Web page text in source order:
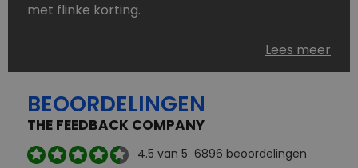
met flinke korting.
Schoenen heeft u nooit genoeg. Goedkope
schoenen, maar dus wel van topmerken,
aanbod is zo compleet dat u altijd wel een
passend paar vindt.
Welke schoenmerken vindt u in onze online
Lees meer
BEOORDELINGEN
THE FEEDBACK COMPANY
4.5 van 5 6896 beoordelingen